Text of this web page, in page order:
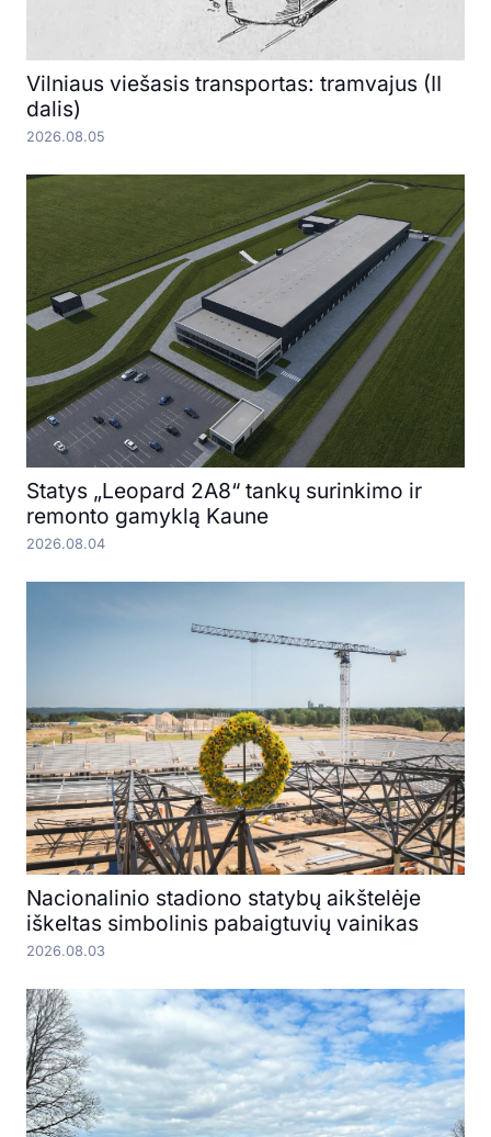
Vilniaus viešasis transportas: tramvajus (II
dalis)
2026.08.05
Statys „Leopard 2A8“ tankų surinkimo ir
remonto gamyklą Kaune
2026.08.04
Nacionalinio stadiono statybų aikštelėje
iškeltas simbolinis pabaigtuvių vainikas
2026.08.03